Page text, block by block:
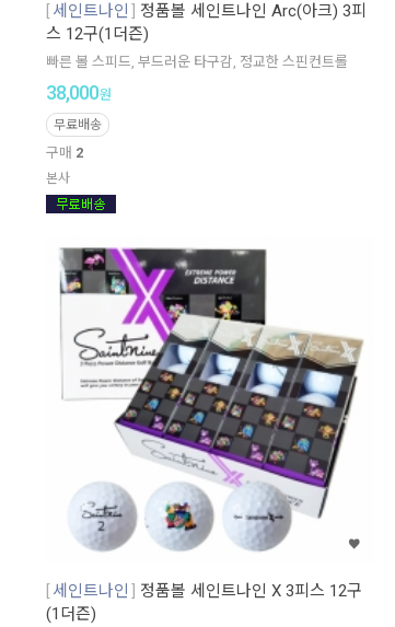
세인트나인
정품볼 세인트나인 Arc(아크) 3피
스 12구(1더즌)
빠른 볼 스피드, 부드러운 타구감, 정교한 스핀컨트롤
38,000원
무료배송
구매 2
본사
세인트나인
정품볼 세인트나인 X 3피스 12구
(1더즌)